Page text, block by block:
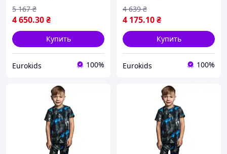
4 650.30₴
5 167 ₴
Купить
Eurokids 100%
4 175.10₴
4 639 ₴
Купить
Eurokids 100%